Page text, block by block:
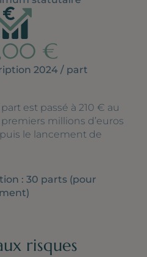
€
2024 / part
est passé à 210 € au
millions d’euros
le lancement de
: 30 parts (pour
risques